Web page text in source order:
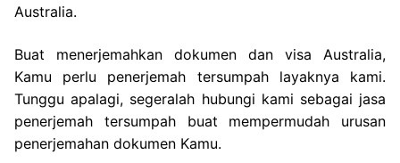
Australia.
Buat menerjemahkan dokumen dan visa Australia,
Kamu perlu penerjemah tersumpah layaknya kami.
Tunggu apalagi, segeralah hubungi kami sebagai jasa
penerjemah tersumpah buat mempermudah urusan
penerjemahan dokumen Kamu.